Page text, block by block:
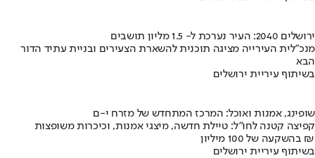
ירושלים 2040: העיר נערכת ל- 1.5 מליון תושבים
מנכ"לית העירייה מציגה תוכנית להשארת הצעירים ובניית עתיד הדור
הבא
בשיתוף עיריית ירושלים
שופינג, אמנות ואוכל: המרכז המתחדש של מזרח י-ם
קפיצה קטנה לחו"ל: טיילת חדשה, מיצגי אמנות, וכיכרות משופצות
בהשקעה של 100 מיליון ₪
בשיתוף עיריית ירושלים